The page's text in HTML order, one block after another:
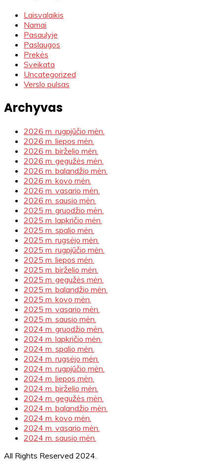
Laisvalaikis
Namai
Pasaulyje
Paslaugos
Prekės
Sveikata
Uncategorized
Verslo pulsas
Archyvas
2026 m. rugpjūčio mėn.
2026 m. liepos mėn.
2026 m. birželio mėn.
2026 m. gegužės mėn.
2026 m. balandžio mėn.
2026 m. kovo mėn.
2026 m. vasario mėn.
2026 m. sausio mėn.
2025 m. gruodžio mėn.
2025 m. lapkričio mėn.
2025 m. spalio mėn.
2025 m. rugsėjo mėn.
2025 m. rugpjūčio mėn.
2025 m. liepos mėn.
2025 m. birželio mėn.
2025 m. gegužės mėn.
2025 m. balandžio mėn.
2025 m. kovo mėn.
2025 m. vasario mėn.
2025 m. sausio mėn.
2024 m. gruodžio mėn.
2024 m. lapkričio mėn.
2024 m. spalio mėn.
2024 m. rugsėjo mėn.
2024 m. rugpjūčio mėn.
2024 m. liepos mėn.
2024 m. birželio mėn.
2024 m. gegužės mėn.
2024 m. balandžio mėn.
2024 m. kovo mėn.
2024 m. vasario mėn.
2024 m. sausio mėn.
All Rights Reserved 2024.